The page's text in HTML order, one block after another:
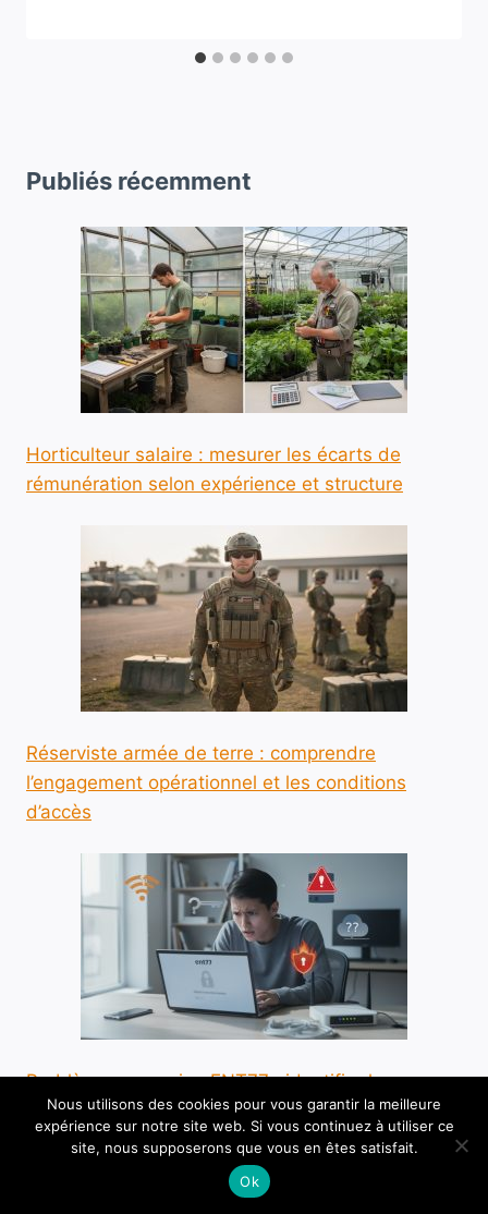
Publiés récemment
Horticulteur salaire : mesurer les écarts de
rémunération selon expérience et structure
Réserviste armée de terre : comprendre
l’engagement opérationnel et les conditions
d’accès
Problème connexion ENT77 : identifier les causes
fréquentes d’un accès bloqué
Nous utilisons des cookies pour vous garantir la meilleure
expérience sur notre site web. Si vous continuez à utiliser ce
site, nous supposerons que vous en êtes satisfait.
Ok